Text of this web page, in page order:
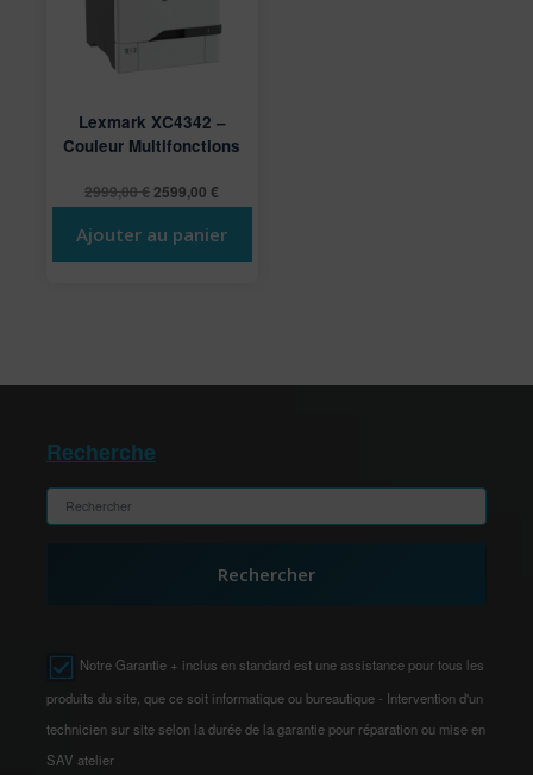
Lexmark XC4342 –
Couleur Multifonctions
2999,00€ Le
initial
était :
2599,00€
actuel
est :
Ajouter au panier
Recherche
Rechercher
Notre Garantie + inclus en standard est une assistance pour tous les
produits du site, que ce soit informatique ou bureautique - Intervention d'un
technicien sur site selon la durée de la garantie pour réparation ou mise en
SAV atelier